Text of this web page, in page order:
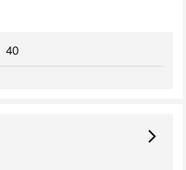
40